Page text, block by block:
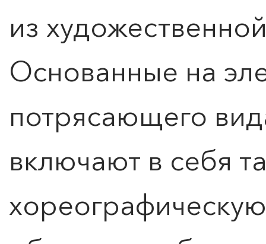
из
Основанные на
потрясающего
включают в себя